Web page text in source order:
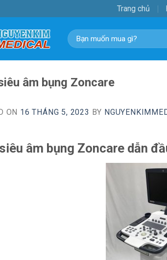
Trang chủ
Tìm
kiếm:
âm bụng Zoncare
ON 16 THÁNG 5, 2023 BY
âm bụng Zoncare dẫn